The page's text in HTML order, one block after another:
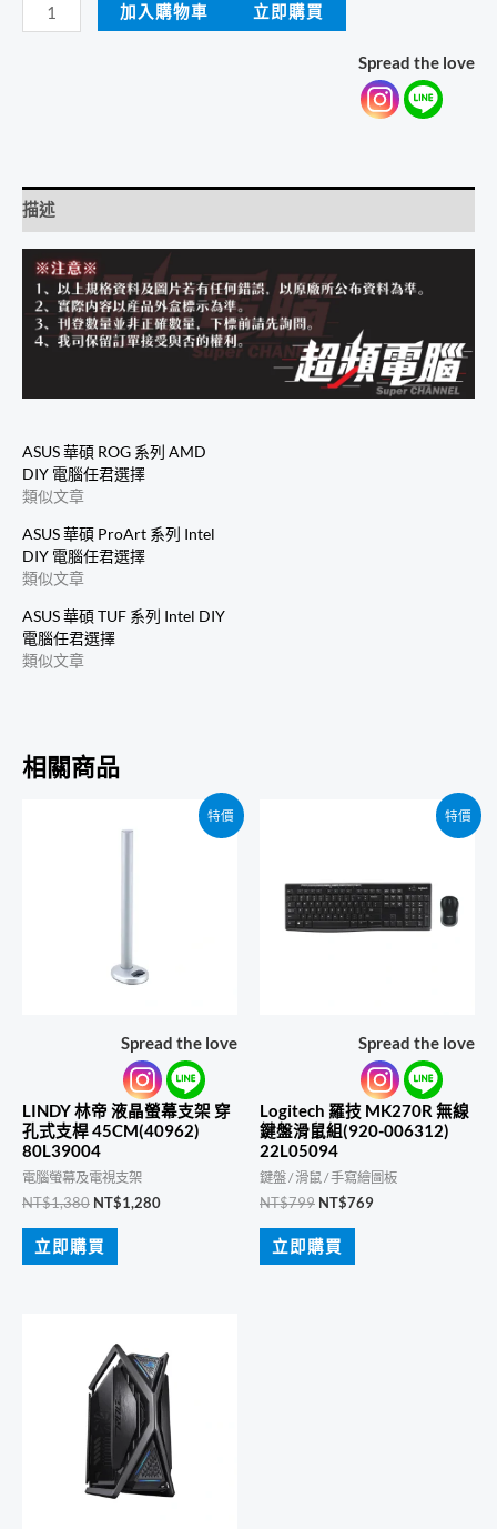
ASUS
華
Intel
DIY
電
腦
任
君
擇
量
加入購物車 立即購買
Spread the love
描述
ASUS 華碩 ROG 系列 AMD
DIY 電腦任君選擇
類似文章
ASUS 華碩 ProArt 系列 Intel
DIY 電腦任君選擇
類似文章
ASUS 華碩 TUF 系列 Intel DIY
電腦任君選擇
類似文章
相關商品
特價
Spread the love
LINDY 林帝 液晶螢幕支架 穿
孔式支桿 45CM(40962)
80L39004
電腦螢幕及電視支架
NT$1,380 原
價
格：
NT$1,280目
立即購買
特價
Spread the love
Logitech 羅技 MK270R 無線
鍵盤滑鼠組(920-006312)
22L05094
鍵盤 / 滑鼠 / 手寫繪圖板
NT$799 原
價
格：
NT$769目
立即購買